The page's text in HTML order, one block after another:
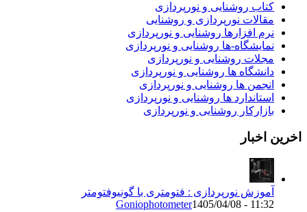
روشنایی و نورپردازی
نورپردازی و روشنایی
افزارها روشنایی و نورپردازی
ها روشنایی و نورپردازی
روشنایی و نورپردازی
ها روشنایی و نورپردازی
ها روشنایی و نورپردازی
ها روشنایی و نورپردازی
روشنایی و نورپردازی
اخبار
نورپردازی : فتومتری با گونیوفتومتر
Goniophotometer1405/04/08 -